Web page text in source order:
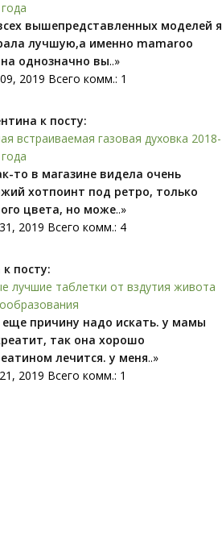
вышепредставленных моделей я
лучшую,а именно mamaroo
однозначно вы..»
2019 Всего комм.: 1
к посту:
встраиваемая газовая духовка 2018-
то в магазине видела очень
xoтпоинт под ретро, только
цвета, но може..»
2019 Всего комм.: 4
к посту:
лучшие таблетки от вздутия живота
еще причину надо искать. у мамы
так она хорошо
лечится. у меня..»
2019 Всего комм.: 1